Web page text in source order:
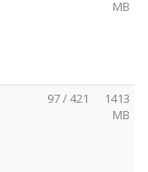
MB
97 / 421
1413
MB